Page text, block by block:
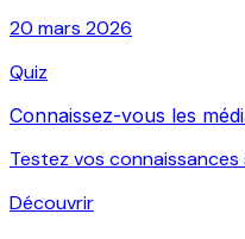
20 mars 2026
Quiz
Connaissez-vous les
Testez vos connaissances
Découvrir